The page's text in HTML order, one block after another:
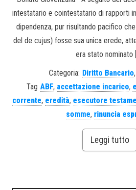
intestatario e cointestatario di rapporti
dipendenza, pur risultando pacifico
del de cujus) fosse sua unica erede,
era stato nominato
Categoria: Diritto Bancario,
Tag ABF, accettazione incarico,
corrente, eredità, esecutore
somme, rinuncia
Leggi tutto